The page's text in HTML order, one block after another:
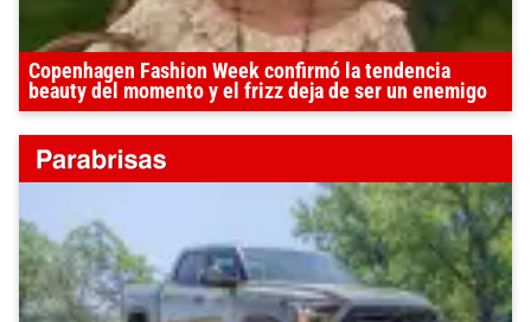
Copenhagen Fashion Week confirmó la tendencia
beauty del momento y el frizz deja de ser un enemigo